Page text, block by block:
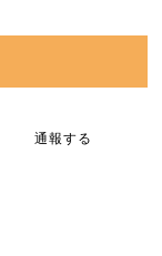
通報する